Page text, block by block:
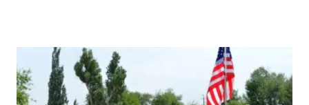
содержимому
на
WordPress